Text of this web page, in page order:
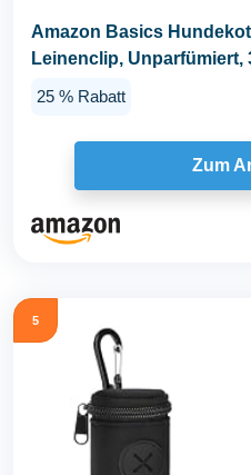
Amazon Basics
Leinenclip, Unparfümiert,
25 % Rabatt
Zum
5